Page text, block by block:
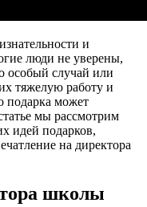
и
люди не уверены,
особый случай или
тяжелую работу и
подарка может
мы рассмотрим
идей подарков,
на директора
школы